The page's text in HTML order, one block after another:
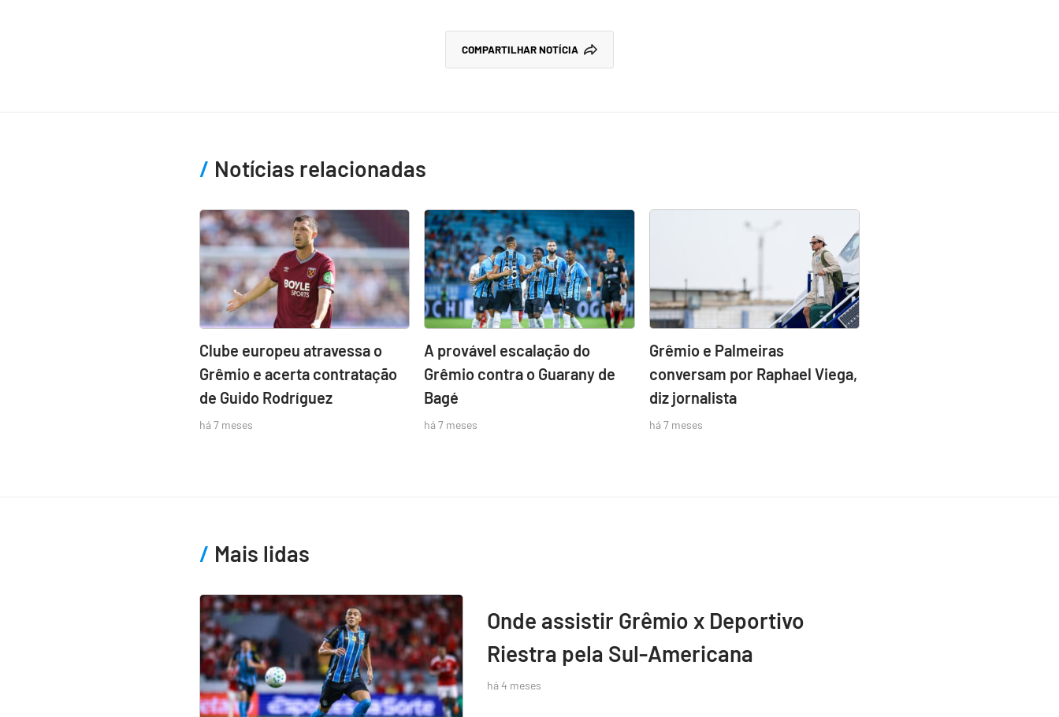
COMPARTILHAR NOTÍCIA
Notícias relacionadas
Clube europeu atravessa o
Grêmio e acerta contratação
de Guido Rodríguez
há 7 meses
A provável escalação do
Grêmio contra o Guarany de
Bagé
há 7 meses
Grêmio e Palmeiras
conversam por Raphael Viega,
diz jornalista
há 7 meses
Mais lidas
Onde assistir Grêmio x Deportivo
Riestra pela Sul-Americana
há 4 meses